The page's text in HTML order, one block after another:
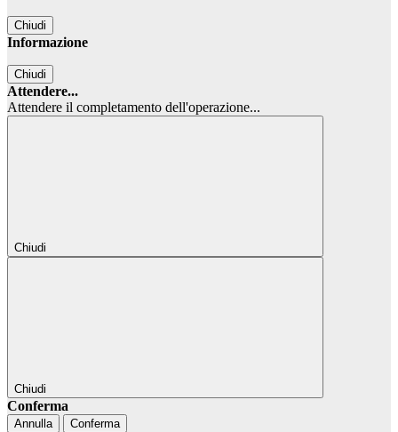
Chiudi
Informazione
Chiudi
Attendere...
Attendere il completamento dell'operazione...
Chiudi
Chiudi
Conferma
Annulla Conferma